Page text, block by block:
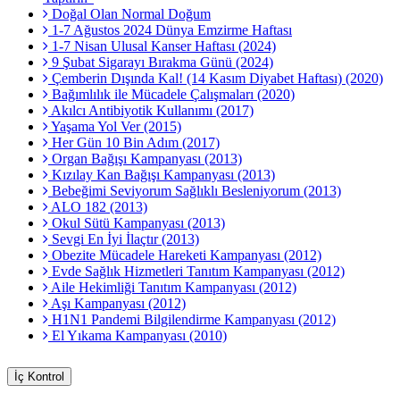
Doğal Olan Normal Doğum
1-7 Ağustos 2024 Dünya Emzirme Haftası
1-7 Nisan Ulusal Kanser Haftası (2024)
9 Şubat Sigarayı Bırakma Günü (2024)
Çemberin Dışında Kal! (14 Kasım Diyabet Haftası) (2020)
Bağımlılık ile Mücadele Çalışmaları (2020)
Akılcı Antibiyotik Kullanımı (2017)
Yaşama Yol Ver (2015)
Her Gün 10 Bin Adım (2017)
Organ Bağışı Kampanyası (2013)
Kızılay Kan Bağışı Kampanyası (2013)
Bebeğimi Seviyorum Sağlıklı Besleniyorum (2013)
ALO 182 (2013)
Okul Sütü Kampanyası (2013)
Sevgi En İyi İlaçtır (2013)
Obezite Mücadele Hareketi Kampanyası (2012)
Evde Sağlık Hizmetleri Tanıtım Kampanyası (2012)
Aile Hekimliği Tanıtım Kampanyası (2012)
Aşı Kampanyası (2012)
H1N1 Pandemi Bilgilendirme Kampanyası (2012)
El Yıkama Kampanyası (2010)
İç Kontrol